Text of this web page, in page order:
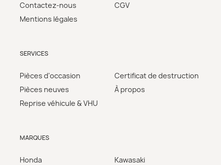
Contactez-nous
Mentions légales
CGV
SERVICES
Pièces d'occasion
Pièces neuves
Reprise véhicule & VHU
Certificat de destruction
À propos
MARQUES
Honda
Kawasaki